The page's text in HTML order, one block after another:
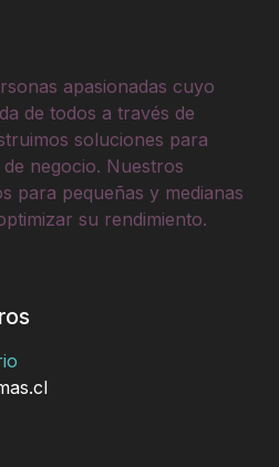
apasionadas cuyo
de todos a través de
soluciones para
negocio. Nuestros
para pequeñas y medianas
su rendimiento.